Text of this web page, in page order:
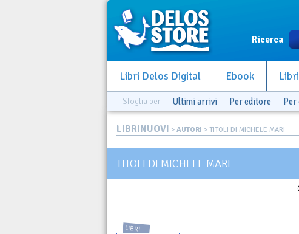
Ricerca
Libri Delos Digital Ebook
Sfoglia per Ultimi arrivi Per editore Per
LIBRINUOVI > AUTORI > TITOLI DI MICHELE MARI
TITOLI DI MICHELE MARI
LIBRI